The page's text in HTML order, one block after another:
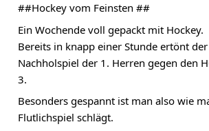
##Hockey vom Feinsten ##
Ein Wochende voll gepackt mit Hockey.
Bereits in knapp einer Stunde ertönt
Nachholspiel der 1. Herren gegen den
3.
Besonders gespannt ist man also wie
Flutlichspiel schlägt.